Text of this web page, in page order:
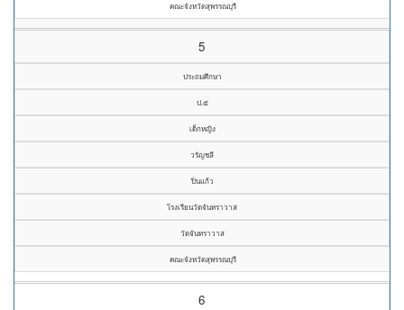
คณะจังหวัดสุพรรณบุรี
5
ประถมศึกษา
ป.๕
เด็กหญิง
วรัญชลี
ปิ่นแก้ว
โรงเรียนวัดจันทราวาส
วัดจันทราวาส
คณะจังหวัดสุพรรณบุรี
6